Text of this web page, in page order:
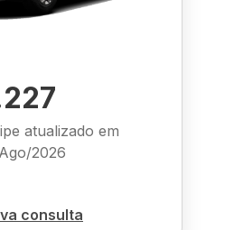
atualizado em
Ago/2026
consulta